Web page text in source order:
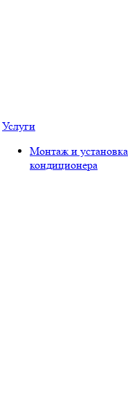
Услуги
Монтаж и установка
кондиционера